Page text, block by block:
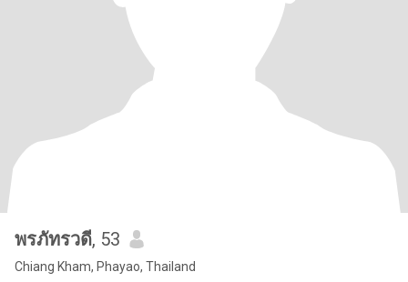
พรภัทรวดี, 53
Chiang Kham, Phayao, Thailand